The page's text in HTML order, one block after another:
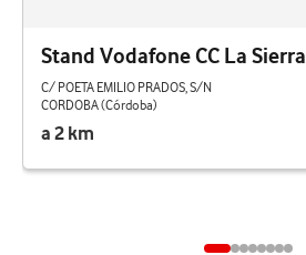
Stand Vodafone CC La Sierra
C/ POETA EMILIO PRADOS, S/N
CORDOBA (Córdoba)
a 2 km